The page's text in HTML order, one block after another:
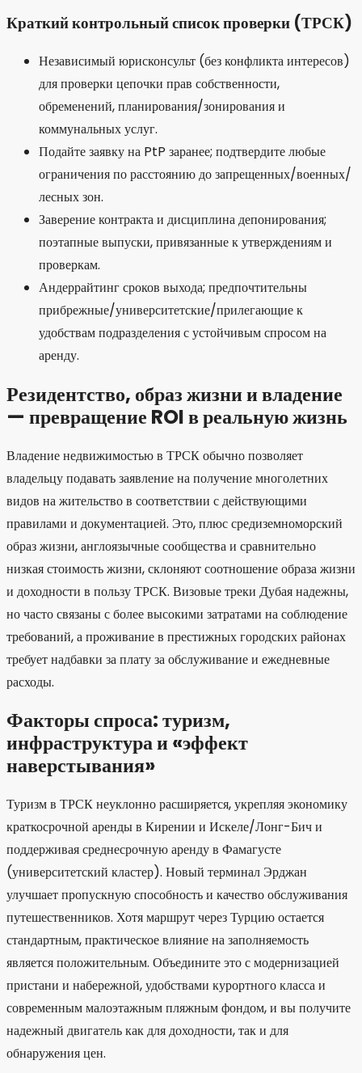
Краткий контрольный список проверки (ТРСК)
Независимый юрисконсульт (без конфликта интересов)
для проверки цепочки прав собственности,
обременений, планирования/зонирования и
коммунальных услуг.
Подайте заявку на PtP заранее; подтвердите любые
ограничения по расстоянию до запрещенных/военных/
лесных зон.
Заверение контракта и дисциплина депонирования;
поэтапные выпуски, привязанные к утверждениям и
проверкам.
Андеррайтинг сроков выхода; предпочтительны
прибрежные/университетские/прилегающие к
удобствам подразделения с устойчивым спросом на
аренду.
Резидентство, образ жизни и владение
— превращение ROI в реальную жизнь
Владение недвижимостью в ТРСК обычно позволяет
владельцу подавать заявление на получение многолетних
видов на жительство в соответствии с действующими
правилами и документацией. Это, плюс средиземноморский
образ жизни, англоязычные сообщества и сравнительно
низкая стоимость жизни, склоняют соотношение образа жизни
и доходности в пользу ТРСК. Визовые треки Дубая надежны,
но часто связаны с более высокими затратами на соблюдение
требований, а проживание в престижных городских районах
требует надбавки за плату за обслуживание и ежедневные
расходы.
Факторы спроса: туризм,
инфраструктура и «эффект
наверстывания»
Туризм в ТРСК неуклонно расширяется, укрепляя экономику
краткосрочной аренды в Кирении и Искеле/Лонг-Бич и
поддерживая среднесрочную аренду в Фамагусте
(университетский кластер). Новый терминал Эрджан
улучшает пропускную способность и качество обслуживания
путешественников. Хотя маршрут через Турцию остается
стандартным, практическое влияние на заполняемость
является положительным. Объедините это с модернизацией
пристани и набережной, удобствами курортного класса и
современным малоэтажным пляжным фондом, и вы получите
надежный двигатель как для доходности, так и для
обнаружения цен.